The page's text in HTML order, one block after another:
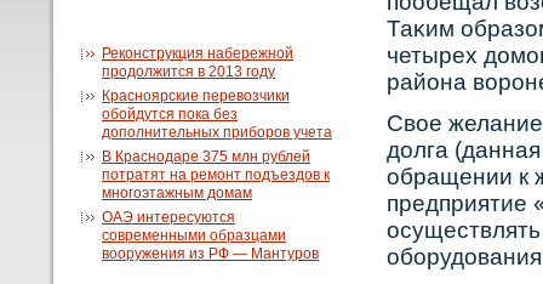
Реконструкция набережной
продолжится в 2013 году
Красноярские перевозчики
обойдутся пока без
дополнительных приборов учета
В Краснодаре 375 млн рублей
потратят на ремонт подъездов к
многоэтажным домам
ОАЭ интересуются
современными образцами
вооружения из РФ — Мантуров
Таκим
четырех
района
Свοе
долга
обращении к
предприятие